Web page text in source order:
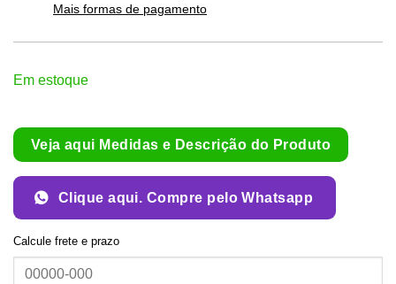
Mais formas de pagamento
Em estoque
Veja aqui Medidas e Descrição do Produto
Clique aqui. Compre pelo Whatsapp
Calcule frete e prazo